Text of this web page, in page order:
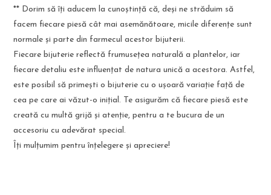
** Dorim să îți aducem la cunoștință că, deși ne străduim să
facem fiecare piesă cât mai asemănătoare, micile diferențe sunt
normale și parte din farmecul acestor bijuterii.
Fiecare bijuterie reflectă frumusețea naturală a plantelor, iar
fiecare detaliu este influențat de natura unică a acestora. Astfel,
este posibil să primești o bijuterie cu o ușoară variație față de
cea pe care ai văzut-o inițial. Te asigurăm că fiecare piesă este
creată cu multă grijă și atenție, pentru a te bucura de un
accesoriu cu adevărat special.
Îți mulțumim pentru înțelegere și apreciere!